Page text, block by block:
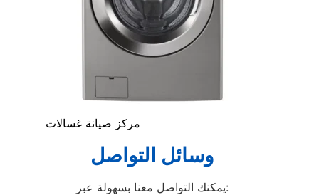
مركز صيانة غسالات
وسائل التواصل
يمكنك التواصل معنا بسهولة عبر: